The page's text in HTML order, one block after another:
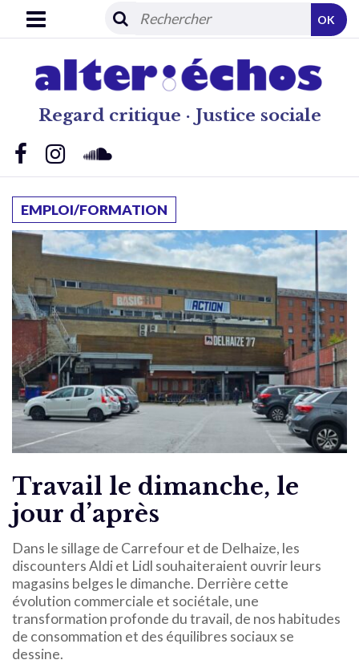
Regard critique · Justice sociale
OK
EMPLOI/FORMATION
Travail le dimanche, le
jour d’après
Dans le sillage de Carrefour et de Delhaize, les
discounters Aldi et Lidl souhaiteraient ouvrir leurs
magasins belges le dimanche. Derrière cette
évolution commerciale et sociétale, une
transformation profonde du travail, de nos habitudes
de consommation et des équilibres sociaux se
dessine.